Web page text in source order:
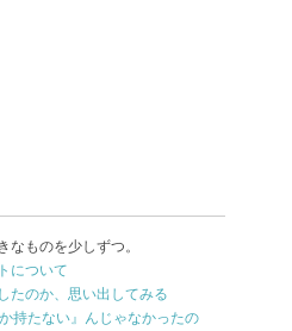
なものを少しずつ。
について
たのか、思い出してみる
持たない』んじゃなかったの